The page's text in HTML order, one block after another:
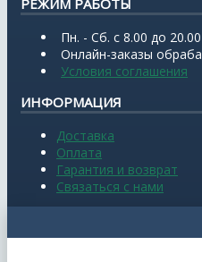
Пн. - Сб. с 8.00 до 20.00
Онлайн-заказы
Условия соглашения
ИНФОРМАЦИЯ
Доставка
Оплата
Гарантия и возврат
Связаться с нами